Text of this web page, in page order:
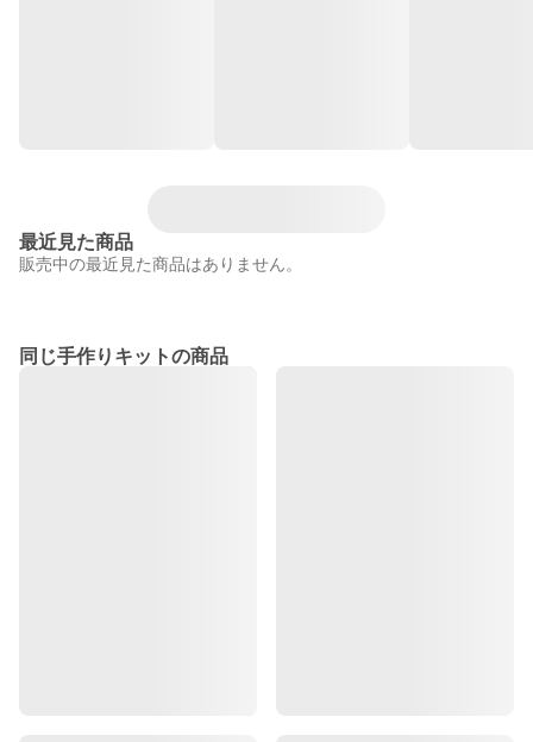
最近見た商品
販売中の最近見た商品はありません。
同じ手作りキットの商品